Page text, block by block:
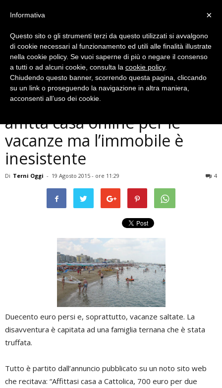
Cronaca
Famiglia ternana truffata:
affitta casa online per le
vacanze ma l’immobile è
inesistente
Di Terni Oggi - 19 Agosto 2015 - ore 11:29 4
Duecento euro persi e, soprattutto, vacanze saltate. La
disavventura è capitata ad una famiglia ternana che è stata
truffata.
Tutto è partito dall’annuncio pubblicato su un noto sito web
che recitava: “Affittasi casa a Cattolica, 700 euro per due
×
Informativa
Questo sito o gli strumenti terzi da questo utilizzati si avvalgono
di cookie necessari al funzionamento ed utili alle finalità illustrate
nella cookie policy. Se vuoi saperne di più o negare il consenso
a tutti o ad alcuni cookie, consulta la cookie policy.
Chiudendo questo banner, scorrendo questa pagina, cliccando
su un link o proseguendo la navigazione in altra maniera,
acconsenti all’uso dei cookie.